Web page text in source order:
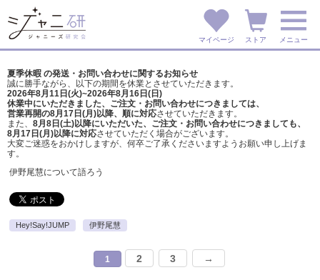
マイページ ストア メニュー
夏季休暇 の発送・お問い合わせに関するお知らせ
誠に勝手ながら、以下の期間を休業とさせていただきます。
2026年8月11日(火)~2026年8月16日(日)
休業中にいただきました、ご注文・お問い合わせにつきましては、
営業再開の8月17日(月)以降、順に対応させていただきます。
また、 8月8日(土)以降にいただいた、ご注文・ お問い合わせにつきましても、
8月17日(月)以降に対応させていただく場合がございます。
大変ご迷惑をおかけしますが、 何卒ご了承くださいますようお願い申し上げま
す。
伊野尾慧について語ろう
Hey!Say!JUMP 伊野尾慧
1 2 3 →